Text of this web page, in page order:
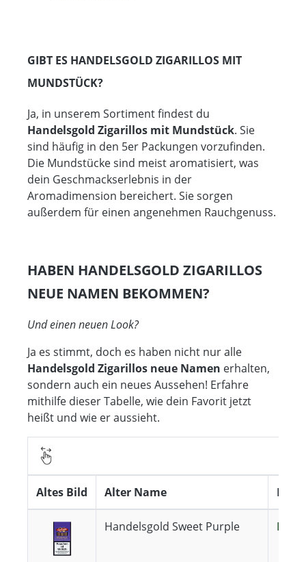
GIBT ES HANDELSGOLD ZIGARILLOS MIT
MUNDSTÜCK?
Ja, in unserem Sortiment findest du
Handelsgold Zigarillos mit Mundstück. Sie
sind häufig in den 5er Packungen vorzufinden.
Die Mundstücke sind meist aromatisiert, was
dein Geschmackserlebnis in der
Aromadimension bereichert. Sie sorgen
außerdem für einen angenehmen Rauchgenuss.
HABEN HANDELSGOLD ZIGARILLOS
NEUE NAMEN BEKOMMEN?
Und einen neuen Look?
Ja es stimmt, doch es haben nicht nur alle
Handelsgold Zigarillos neue Namen erhalten,
sondern auch ein neues Aussehen! Erfahre
mithilfe dieser Tabelle, wie dein Favorit jetzt
heißt und wie er aussieht.
Altes Bild Alter Name
Handelsgold Sweet Purple